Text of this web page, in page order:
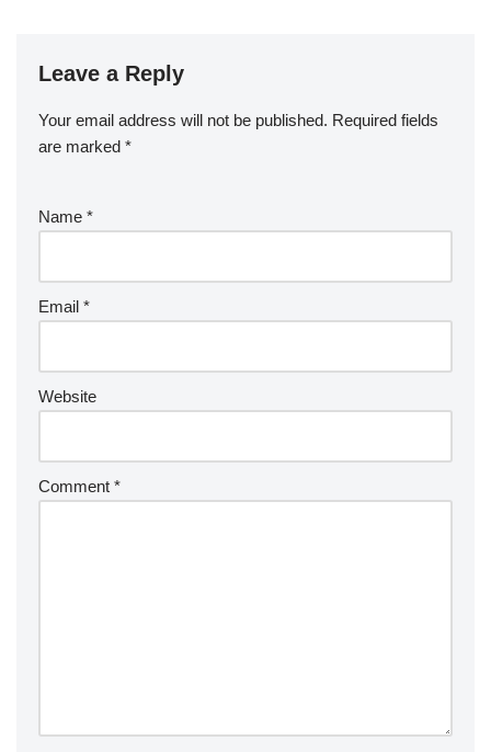
Leave a Reply
Your email address will not be published. Required fields
are marked *
Name *
Email *
Website
Comment *